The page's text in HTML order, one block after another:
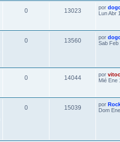
0 13023 por
Lun Abr
0 13560 por
Sab Feb
0 14044 por
Mié Ene
0 15039 por
Dom